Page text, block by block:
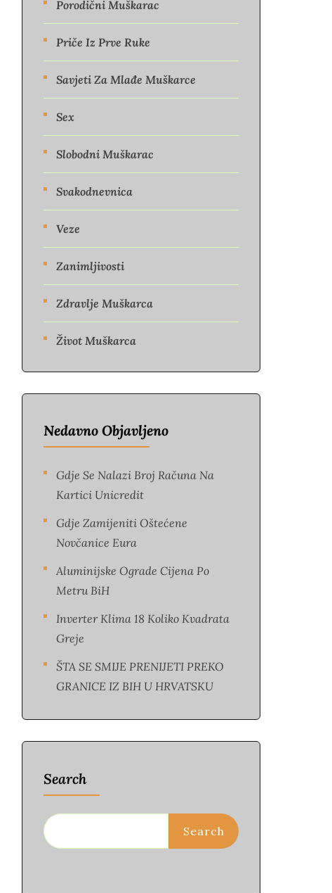
Porodični Muškarac
Priče Iz Prve Ruke
Savjeti Za Mlađe Muškarce
Sex
Slobodni Muškarac
Svakodnevnica
Veze
Zanimljivosti
Zdravlje Muškarca
Život Muškarca
Nedavno Objavljeno
Gdje Se Nalazi Broj Računa Na
Kartici Unicredit
Gdje Zamijeniti Oštećene
Novčanice Eura​
Aluminijske Ograde Cijena Po
Metru BiH
Inverter Klima 18 Koliko Kvadrata
Greje
ŠTA SE SMIJE PRENIJETI PREKO
GRANICE IZ BIH U HRVATSKU
Search
Search